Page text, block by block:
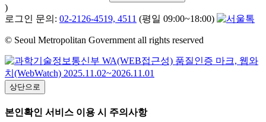
)
로그인 문의: 02-2126-4519, 4511 (평일 09:00~18:00)
© Seoul Metropolitan Government all rights reserved
상단으로
본인확인 서비스 이용 시 주의사항